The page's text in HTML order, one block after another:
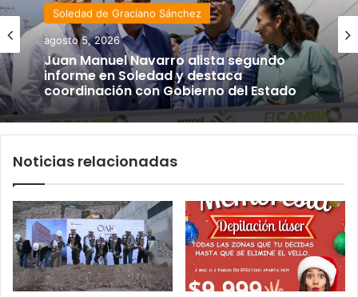
Soledad de Graciano Sánchez
agosto 5, 2026
Juan Manuel Navarro alista segundo
informe en Soledad y destaca
coordinación con Gobierno del Estado
Noticias relacionadas